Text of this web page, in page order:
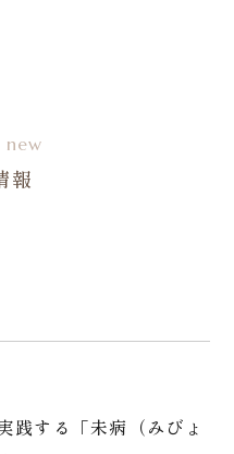
new
報
践する「未病（みびょ